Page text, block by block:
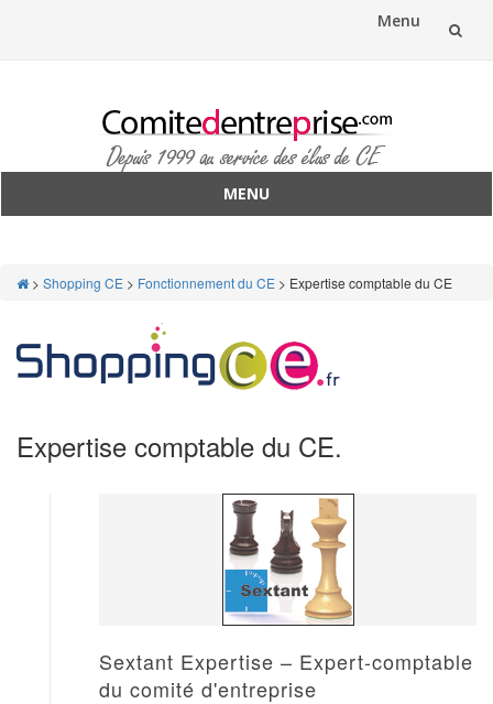
Menu
MENU
> Shopping CE > Fonctionnement du CE > Expertise comptable du CE
Expertise comptable du CE.
Sextant Expertise – Expert-comptable
du comité d'entreprise